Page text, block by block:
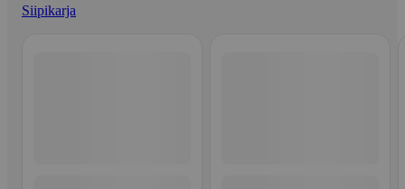
Siipikarja